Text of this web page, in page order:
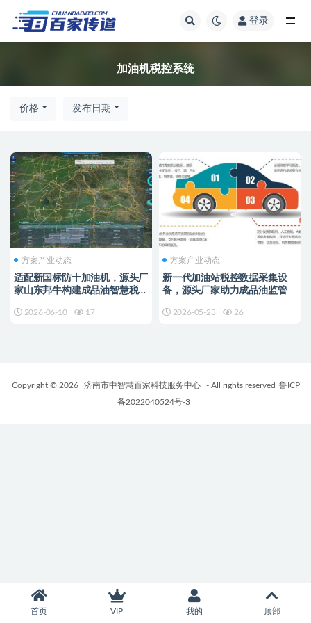
登录
加油机税控系统
价格 发布日期
方案产业动态
适配新国标防十加油机，源头厂
家山东邦牛构建成品油智慧税控
2026-06-10 17
方案产业动态
新一代加油站税控数据采集设
备，源头厂家助力成品油监管
2026-05-23 26
Copyright © 2026 济南市中智慧百家科技服务中心 - All rights reserved 鲁ICP
备2022040524号-3
首页 VIP 我的 顶部